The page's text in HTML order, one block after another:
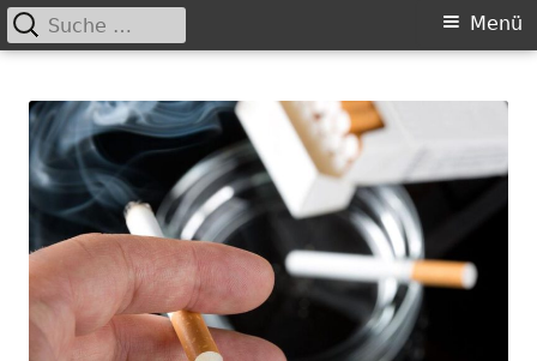
zum
Inhalt
Primäres
Menü
Suche
nach: